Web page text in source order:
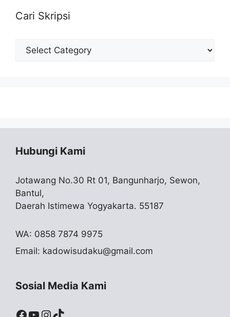
Cari Skripsi
Cari
Skripsi
Hubungi Kami
Jotawang No.30 Rt 01, Bangunharjo, Sewon,
Bantul,
Daerah Istimewa Yogyakarta. 55187
WA: 0858 7874 9975
Email: kadowisudaku@gmail.com
Sosial Media Kami
Facebook
YouTube
Instagram
TikTok